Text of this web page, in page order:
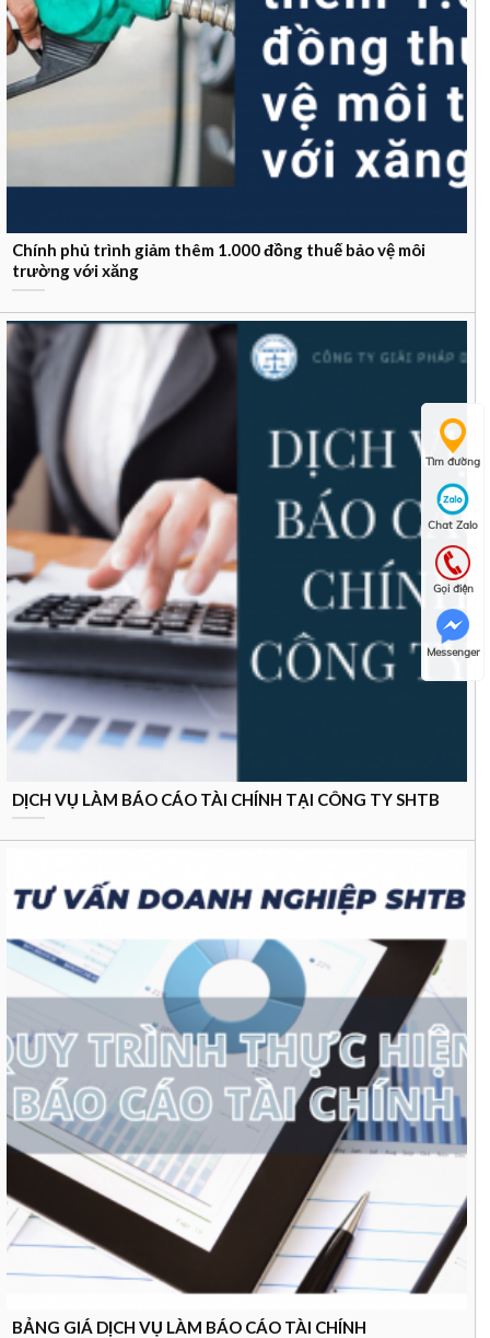
Chính phủ trình giảm thêm 1.000 đồng thuế bảo vệ môi
trường với xăng
DỊCH VỤ LÀM BÁO CÁO TÀI CHÍNH TẠI CÔNG TY SHTB
BẢNG GIÁ DỊCH VỤ LÀM BÁO CÁO TÀI CHÍNH
Tìm đường
Chat Zalo
Gọi điện
Messenger